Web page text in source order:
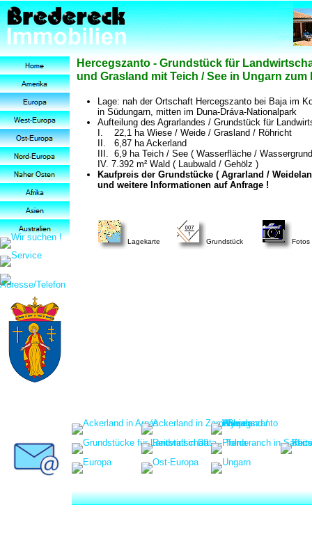
Hercegszanto - Grundstück für
und Grasland mit Teich / See in Ungarn zum
Lage: nah der Ortschaft Hercegszanto bei Baja im
in Südungarn, mitten im Duna-Dráva-Nationalpark
Aufteilung des Agrarlandes / Grundstück für
I. 22,1 ha Wiese / Weide / Grasland / Röhricht
II. 6,87 ha Ackerland
III. 6,9 ha Teich / See ( Wasserfläche /
IV. 7.392 m² Wald ( Laubwald / Gehölz )
Kaufpreis der Grundstücke ( Agrarland /
und weitere Informationen auf Anfrage !
Lagekarte Grundstück Fotos